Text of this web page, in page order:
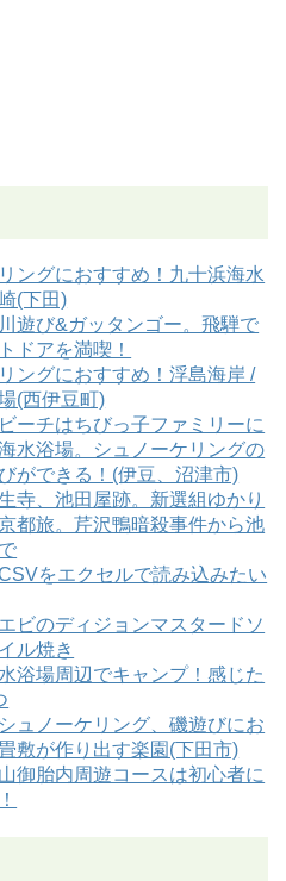
ングにおすすめ！九十浜海水
(下田)
遊び&ガッタンゴー。飛騨で
ドアを満喫！
ングにおすすめ！浮島海岸 /
(西伊豆町)
ーチはちびっ子ファミリーに
水浴場。シュノーケリングの
ができる！(伊豆、沼津市)
寺、池田屋跡。新選組ゆかり
都旅。芹沢鴨暗殺事件から池
をエクセルで読み込みたい
ビのディジョンマスタードソ
ル焼き
浴場周辺でキャンプ！感じた
ュノーケリング、磯遊びにお
敷が作り出す楽園(下田市)
御胎内周遊コースは初心者に